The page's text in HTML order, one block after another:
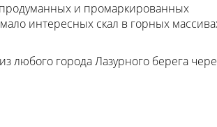
и промаркированных
интересных скал в горных
любого города Лазурного берега